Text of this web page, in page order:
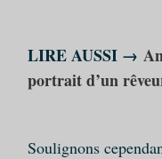
LIRE AUSSI →
portrait d’un
Soulignons